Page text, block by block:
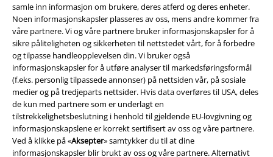
samle inn informasjon om brukere, deres atferd og deres enheter.
Noen informasjonskapsler plasseres av oss, mens andre kommer fra
våre partnere. Vi og våre partnere bruker informasjonskapsler for å
sikre påliteligheten og sikkerheten til nettstedet vårt, for å forbedre
og tilpasse handleopplevelsen din. Vi bruker også
informasjonskapsler for å utføre analyser til markedsføringsformål
(f.eks. personlig tilpassede annonser) på nettsiden vår, på sosiale
medier og på tredjeparts nettsider. Hvis data overføres til USA, deles
de kun med partnere som er underlagt en
tilstrekkelighetsbeslutning i henhold til gjeldende EU-lovgivning og
informasjonskapslene er korrekt sertifisert av oss og våre partnere.
Ved å klikke på «Aksepter» samtykker du til at dine
informasjonskapsler blir brukt av oss og våre partnere. Alternativt
Juridisk informasjon/Vilkår
Vilkår